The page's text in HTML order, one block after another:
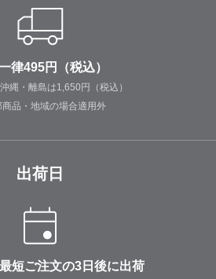
律495円（税込）
縄・離島は1,650円（税込）
品・地域の場合適用外
出荷日
短ご注文の3日後に出荷